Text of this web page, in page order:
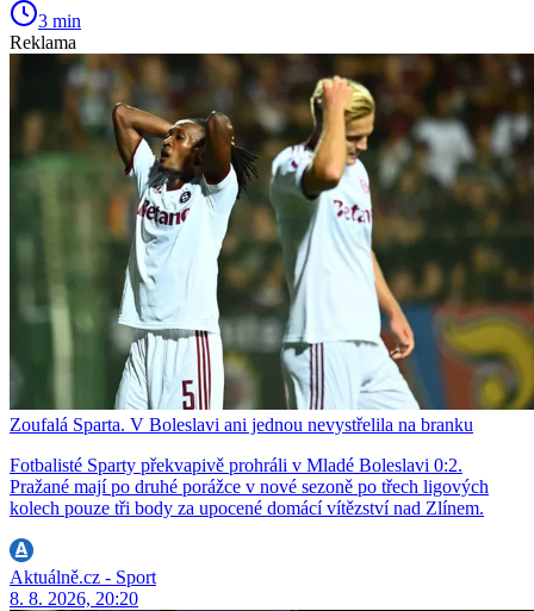
3 min
Reklama
Zoufalá Sparta. V Boleslavi ani jednou nevystřelila na branku
Fotbalisté Sparty překvapivě prohráli v Mladé Boleslavi 0:2.
Pražané mají po druhé porážce v nové sezoně po třech ligových
kolech pouze tři body za upocené domácí vítězství nad Zlínem.
Aktuálně.cz - Sport
8. 8. 2026, 20:20